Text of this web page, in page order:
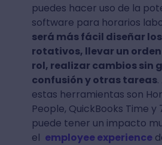
puedes hacer uso de la
software para horarios
será más fácil diseñar
rotativos, llevar un
rol, realizar cambios sin
confusión y otras tareas.
estas herramientas son
People, QuickBooks Time y
puede tener un impacto
el employee experience